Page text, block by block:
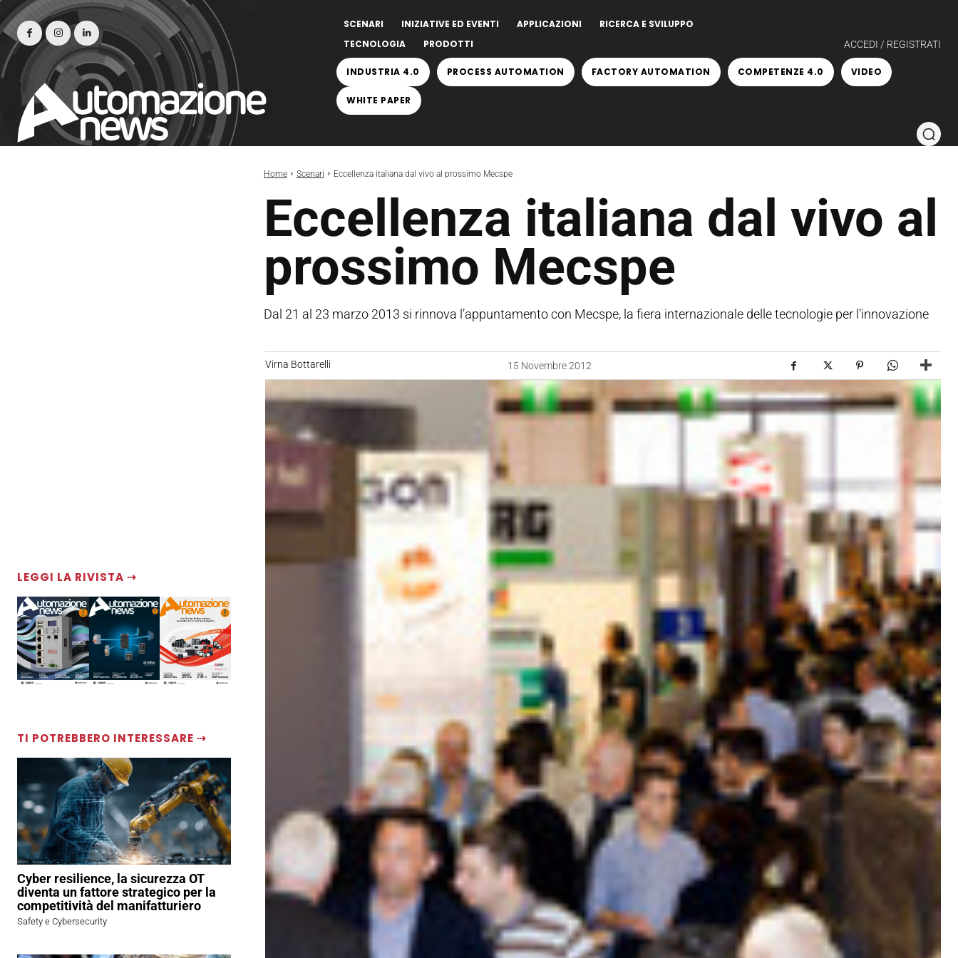
SCENARI INIZIATIVE ED EVENTI APPLICAZIONI
RICERCA E SVILUPPO
TECNOLOGIA
PRODOTTI ACCEDI / REGISTRATI
INDUSTRIA 4.0 PROCESS AUTOMATION FACTORY AUTOMATION COMPETENZE 4.0 VIDEO
WHITE PAPER
Home Scenari Eccellenza italiana dal vivo al prossimo Mecspe
Eccellenza italiana dal vivo al
prossimo Mecspe
Dal 21 al 23 marzo 2013 si rinnova l’appuntamento con Mecspe, la fiera internazionale delle tecnologie per l’innovazione
LEGGI LA RIVISTA ⇢
TI POTREBBERO INTERESSARE ⇢
Cyber resilience, la sicurezza OT
diventa un fattore strategico per la
competitività del manifatturiero
Safety e Cybersecurity
Virna Bottarelli 15 Novembre 2012